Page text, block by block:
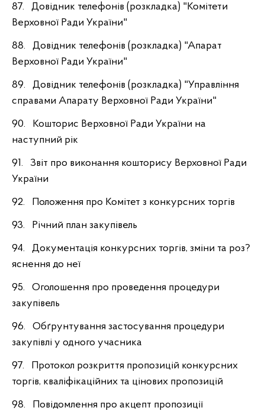
87. Довідник телефонів (розкладка) "Комітети
Верховної Ради України"
88. Довідник телефонів (розкладка) "Апарат
Верховної Ради України"
89. Довідник телефонів (розкладка) "Управління
справами Апарату Верховної Ради України"
90. Кошторис Верховної Ради України на
наступний рік
91. Звіт про виконання кошторису Верховної Ради
України
92. Положення про Комітет з конкурсних торгів
93. Річний план закупівель
94. Документація конкурсних торгів, зміни та роз?
яснення до неї
95. Оголошення про проведення процедури
закупівель
96. Обґрунтування застосування процедури
закупівлі у одного учасника
97. Протокол розкриття пропозицій конкурсних
торгів, кваліфікаційних та цінових пропозицій
98. Повідомлення про акцепт пропозиції